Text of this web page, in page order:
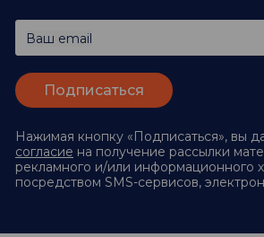
Ваш email
Нажимая кнопку «Подписаться», вы
согласие на получение рассылки
рекламного и/или информационного
посредством SMS-сервисов,